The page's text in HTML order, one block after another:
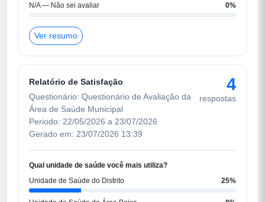
N/A — Não sei avaliar 0%
Ver resumo
Relatório de Satisfação
Questionário: Questionário de Avaliação da
Área de Saúde Municipal
Periodo: 22/05/2026 a 23/07/2026
Gerado em: 23/07/2026 13:39
4
respostas
Qual unidade de saúde você mais utiliza?
Unidade de Saúde do Distrito
25%